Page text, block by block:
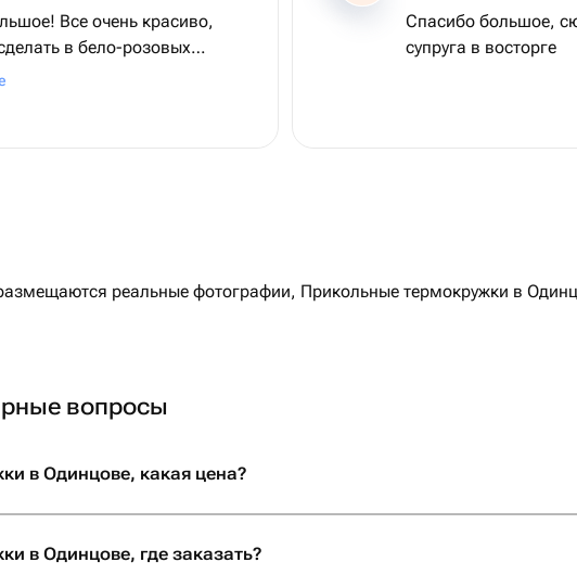
Все очень красиво,
в бело-розовых
не отказали 🫶🏽🤍
Спасибо большое,
супруга в восторге
реальные фотографии, Прикольные термокружки в
вопросы
в Одинцове, какая цена?
в Одинцове, где заказать?